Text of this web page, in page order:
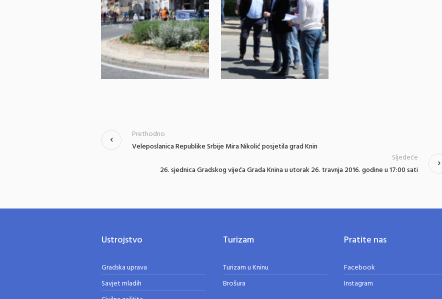
Veleposlanica Republike Srbije Mira Nikolić posjetila grad Knin
Prethodno
26. sjednica Gradskog vijeća Grada Knina u utorak 26. travnja 2016. godine u 17:00 sati
Sljedeće
Ustrojstvo
Gradska uprava
Savjet mladih
Turizam
Turizam u Kninu
Brošura
Pratite nas
Facebook
Instagram